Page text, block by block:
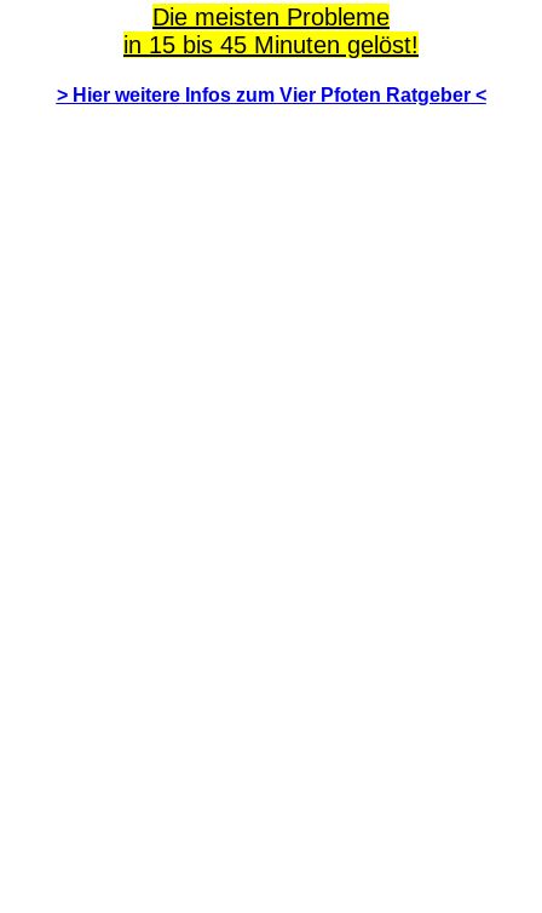
Die meisten Probleme
in 15 bis 45 Minuten gelöst!
> Hier weitere Infos zum Vier Pfoten Ratgeber <